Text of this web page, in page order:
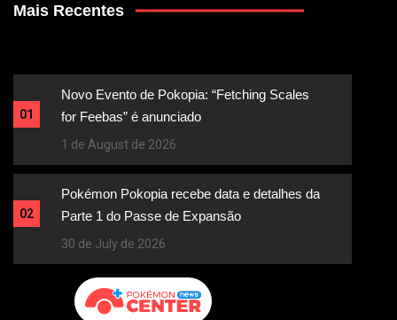
Mais Recentes
01
Novo Evento de Pokopia: “Fetching Scales
for Feebas” é anunciado
1 de August de 2026
02
Pokémon Pokopia recebe data e detalhes da
Parte 1 do Passe de Expansão
30 de July de 2026